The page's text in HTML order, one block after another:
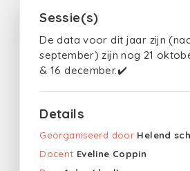
Sessie(s)
De data voor dit jaar zijn
september) zijn nog 21
& 16 december.✔️
Details
Georganiseerd door Helend
Docent Eveline Coppin